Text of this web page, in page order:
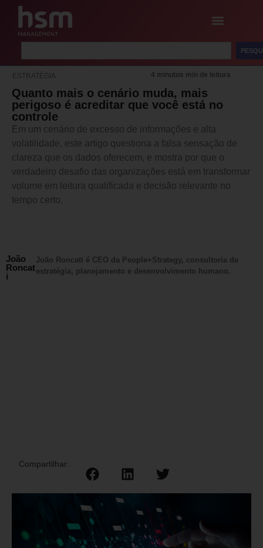
ESTRATÉGIA 4 minutos min de leitura
Quanto mais o cenário muda, mais
perigoso é acreditar que você está no
controle
Em um cenário de excesso de informações e alta
volatilidade, este artigo questiona a falsa sensação de
clareza que os dados oferecem, e mostra por que o
verdadeiro desafio das organizações está em transformar
volume em leitura qualificada e decisão relevante no
tempo certo.
João
Roncat
i
João Roncati é CEO da People+Strategy, consultoria de
estratégia, planejamento e desenvolvimento humano.
Compartilhar: